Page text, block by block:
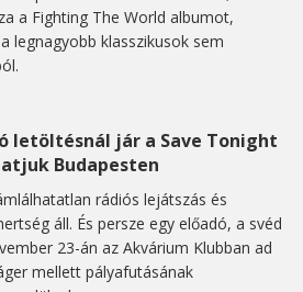
a Fighting The World albumot,
legnagyobb klasszikusok sem
letöltésnál jár a Save Tonight
Budapesten
rádiós lejátszás és
áll. És persze egy előadó, a svéd
23-án az Akvárium Klubban ad
mellett pályafutásának